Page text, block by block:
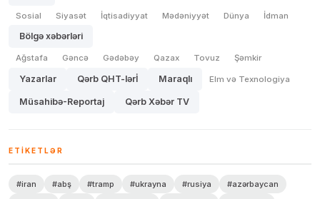
Sosial Siyasət İqtisadiyyat Mədəniyyət Dünya İdman
Bölgə xəbərləri
Ağstafa Gəncə Gədəbəy Qazax Tovuz Şəmkir
Yazarlar Qərb QHT-lərİ Maraqlı Elm və Texnologiya
Müsahibə-Reportaj Qərb Xəbər TV
ETIKETLƏR
#iran #abş #tramp #ukrayna #rusiya
#azərbaycan